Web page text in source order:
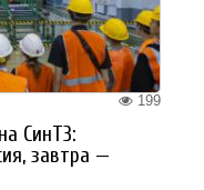
199
СинТЗ:
завтра —